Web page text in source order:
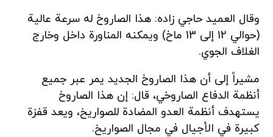
وقال العميد حاجي زاده: هذا الصاروخ له سرعة عالية
(حوالي 12 إلى 13 ماخ) ويمكنه المناورة داخل وخارج
الغلاف الجوي.
مشيراً إلى أن هذا الصاروخ الجديد يمر عبر جميع
أنظمة الدفاع الصاروخي، قال: إن هذا الصاروخ
يستهدف أنظمة العدو المضادة للصواريخ، ويعد قفزة
كبيرة في الأجيال في مجال الصواريخ.